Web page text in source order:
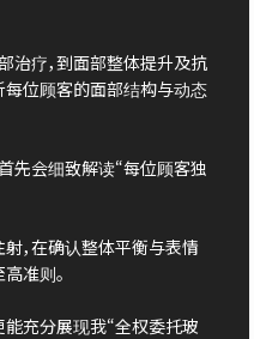
治疗，到面部整体提升及抗
每位顾客的面部结构与动态
首先会细致解读“每位顾客独
，在确认整体平衡与表情
准则。
能充分展现我“全权委托玻